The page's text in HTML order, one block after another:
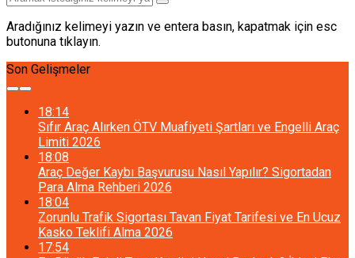
Aradığınız kelimeyi yazın ve entera basın, kapatmak için esc
butonuna tıklayın.
Son Gelişmeler
18:14
Sıfır Araç Alırken ÖTV Muafiyeti Şartları ve Engelli Araç
Limiti 2026
18:08
Araç Değer Kaybı Başvurusu Nasıl Yapılır? Sigortadan
Para Alma Rehberi 2026
18:04
Zorunlu Trafik Sigortası Tavan Fiyat Tarifesi ve En Ucuz
Kasko Teklifi Alma 2026
17:54